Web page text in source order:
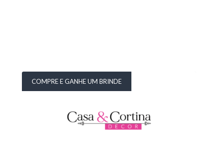
COMPRE E GANHE UM BRINDE